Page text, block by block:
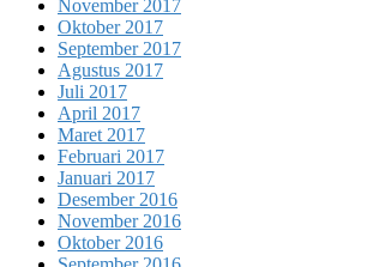
November 2017
Oktober 2017
September 2017
Agustus 2017
Juli 2017
April 2017
Maret 2017
Februari 2017
Januari 2017
Desember 2016
November 2016
Oktober 2016